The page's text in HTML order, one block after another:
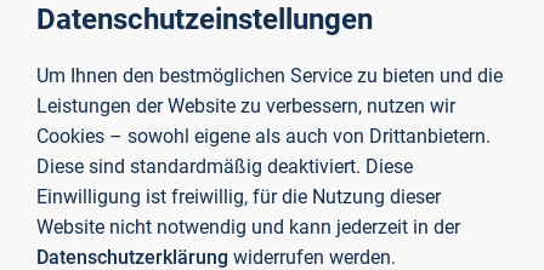
Mehr erfahren
Datenschutzeinstellungen
Um Ihnen den bestmöglichen Service zu bieten und die
Leistungen der Website zu verbessern, nutzen wir
Cookies – sowohl eigene als auch von Drittanbietern.
Diese sind standardmäßig deaktiviert. Diese
Einwilligung ist freiwillig, für die Nutzung dieser
Website nicht notwendig und kann jederzeit in der
Datenschutzerklärung widerrufen werden.